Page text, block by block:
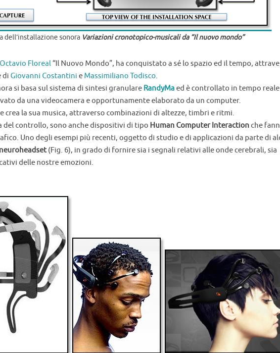
dell’installazione sonora Variazioni cronotopico-musicali da “Il nuovo mondo”
Octavio Floreal “Il Nuovo Mondo”, ha conquistato a sé lo spazio ed il tempo,
di Giovanni Costantini e Massimiliano Todisco.
si basa sul sistema di sintesi granulare RandyMaed è controllato in tempo
da una videocamera e opportunamente elaborato da un computer.
crea la sua musica, attraverso combinazioni di altezze, timbri e ritmi.
del controllo, sono anche dispositivi di tipo Human Computer Interactionche
Uno degli esempi più recenti, oggetto di studio e di applicazioni da parte di
(Fig. 6), in grado di fornire sia i segnali relativi alle onde cerebrali, sia
delle nostre emozioni.